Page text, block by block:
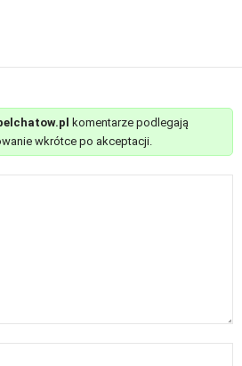
komentarze podlegają
wkrótce po akceptacji.